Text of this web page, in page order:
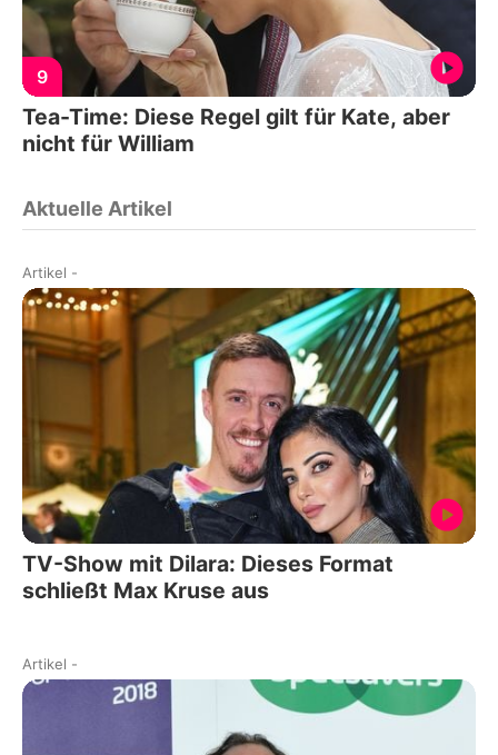
9
Tea-Time: Diese Regel gilt für Kate, aber
nicht für William
Aktuelle Artikel
Artikel -
TV-Show mit Dilara: Dieses Format
schließt Max Kruse aus
Artikel -